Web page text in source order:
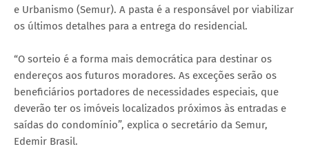
e Urbanismo (Semur). A pasta é a responsável por viabilizar
os últimos detalhes para a entrega do residencial.
“O sorteio é a forma mais democrática para destinar os
endereços aos futuros moradores. As exceções serão os
beneficiários portadores de necessidades especiais, que
deverão ter os imóveis localizados próximos às entradas e
saídas do condomínio”, explica o secretário da Semur,
Edemir Brasil.